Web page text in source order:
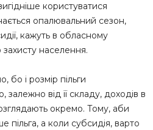
користуватися
опалювальний сезон,
кажуть в обласному
захисту населення.
бо і розмір пільги
залежно від її складу, доходів в
окремо. Тому, аби
пільга, а коли субсидія, варто